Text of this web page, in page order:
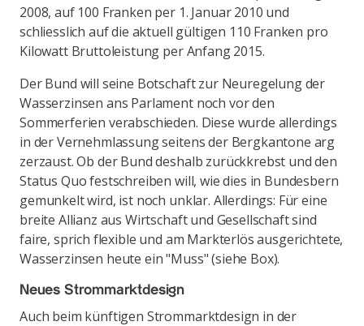
2008, auf 100 Franken per 1. Januar 2010 und
schliesslich auf die aktuell gültigen 110 Franken pro
Kilowatt Bruttoleistung per Anfang 2015.
Der Bund will seine Botschaft zur Neuregelung der
Wasserzinsen ans Parlament noch vor den
Sommerferien verabschieden. Diese wurde allerdings
in der Vernehmlassung seitens der Bergkantone arg
zerzaust. Ob der Bund deshalb zurückkrebst und den
Status Quo festschreiben will, wie dies in Bundesbern
gemunkelt wird, ist noch unklar. Allerdings: Für eine
breite Allianz aus Wirtschaft und Gesellschaft sind
faire, sprich flexible und am Markterlös ausgerichtete,
Wasserzinsen heute ein "Muss" (siehe Box).
Neues Strommarktdesign
Auch beim künftigen Strommarktdesign in der